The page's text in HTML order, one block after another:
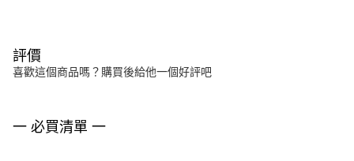
評價
喜歡這個商品嗎？購買後給他一個好評吧
一 必買清單 一